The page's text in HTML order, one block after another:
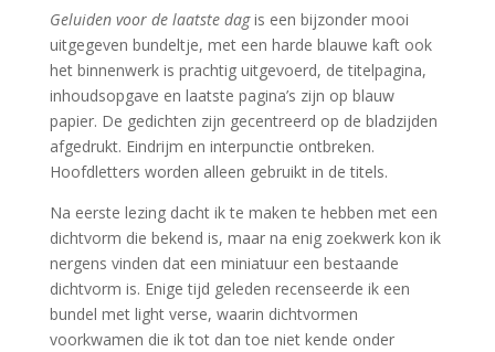
Geluiden voor de laatste dagis een bijzonder mooi
uitgegeven bundeltje, met een harde blauwe kaft ook
het binnenwerk is prachtig uitgevoerd, de titelpagina,
inhoudsopgave en laatste pagina’s zijn op blauw
papier. De gedichten zijn gecentreerd op de bladzijden
afgedrukt. Eindrijm en interpunctie ontbreken.
Hoofdletters worden alleen gebruikt in de titels.
Na eerste lezing dacht ik te maken te hebben met een
dichtvorm die bekend is, maar na enig zoekwerk kon ik
nergens vinden dat een miniatuur een bestaande
dichtvorm is. Enige tijd geleden recenseerde ik een
bundel met light verse, waarin dichtvormen
voorkwamen die ik tot dan toe niet kende onder